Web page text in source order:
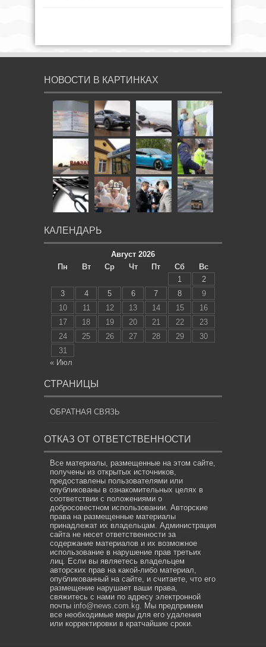
НОВОСТИ В КАРТИНКАХ
КАЛЕНДАРЬ
Август 2026
Пн
Вт Ср Чт Пт Сб
Вс
1
2
3
4 5 6 7 8
9
10
11 12 13 14 15
16
17
18 19 20 21 22
23
24
25 26 27 28 29
30
31
« Июл
СТРАНИЦЫ
ОБРАТНАЯ СВЯЗЬ
ОТКАЗ ОТ ОТВЕТСТВЕННОСТИ
Все материалы, размещенные на этом сайте,
получены из открытых источников,
предоставлены пользователями или
опубликованы в ознакомительных целях в
соответствии с положениями о
добросовестном использовании. Авторские
права на размещенные материалы
принадлежат их владельцам. Администрация
сайта не несет ответственности за
содержание материалов и их возможное
использование в нарушение прав третьих
лиц. Если вы являетесь владельцем
авторских прав на какой-либо материал,
опубликованный на сайте, и считаете, что его
размещение нарушает ваши права,
свяжитесь с нами по адресу электронной
почты info@news.com.kg . Мы предпримем
все необходимые меры для его удаления
или корректировки в кратчайшие сроки.